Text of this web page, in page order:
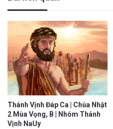
Thánh Vịnh Đáp Ca | Chúa Nhật
2 Mùa Vọng, B | Nhóm Thánh
Vịnh NaUy